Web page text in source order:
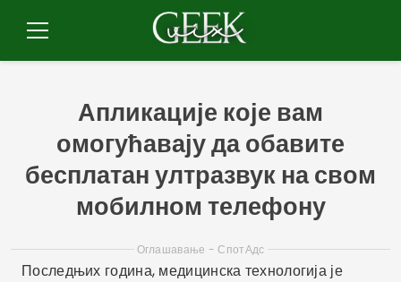
Мени
Апликације које вам
омогућавају да обавите
бесплатан ултразвук на свом
мобилном телефону
Оглашавање - СпотАдс
Последњих година, медицинска технологија је